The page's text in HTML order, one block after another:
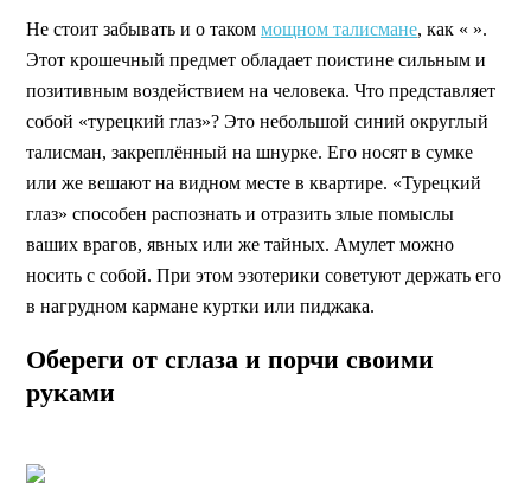
Не стоит забывать и о таком мощном талисмане, как « ».
Этот крошечный предмет обладает поистине сильным и
позитивным воздействием на человека. Что представляет
собой «турецкий глаз»? Это небольшой синий округлый
талисман, закреплённый на шнурке. Его носят в сумке
или же вешают на видном месте в квартире. «Турецкий
глаз» способен распознать и отразить злые помыслы
ваших врагов, явных или же тайных. Амулет можно
носить с собой. При этом эзотерики советуют держать его
в нагрудном кармане куртки или пиджака.
Обереги от сглаза и порчи своими
руками